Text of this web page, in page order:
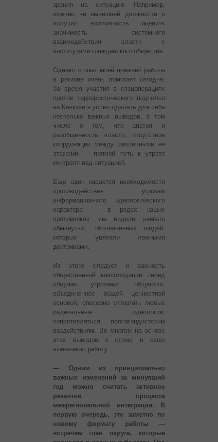
зрения на ситуацию. Например,
именно на нынешней должности я
получил возможность оценить
значимость системного
взаимодействия власти с
институтами гражданского общества.
Однако и опыт моей прежней работы
в регионе очень помогает сегодня.
За время участия в спецоперациях
против террористического подполья
на Кавказе я успел сделать для себя
несколько важных выводов, в том
числе о том, что апатия и
разобщенность власти, отсутствие
координации между различными ее
этажами — прямой путь к утрате
контроля над ситуацией.
Еще один касается необходимости
противодействия угрозам
информационного, идеологического
характера — в рядах наших
противников мы видели немало
обманутых, оболваненных людей,
которых увлекли ложными
доктринами.
Из этого следует и важность
общественной консолидации перед
общими угрозами: общество,
объединенное общей ценностной
основой, способно отторгать любые
радикальные идеологии,
сопротивляться пропагандистским
воздействиям. Во многом на основе
этих выводов я строю и свою
нынешнюю работу.
— Одним из принципиально
важных изменений за минувший
год можно считать активное
развитие процесса
межрегиональной интеграции. В
первую очередь, это заметно по
новому формату работы —
встречам глав округа, которые